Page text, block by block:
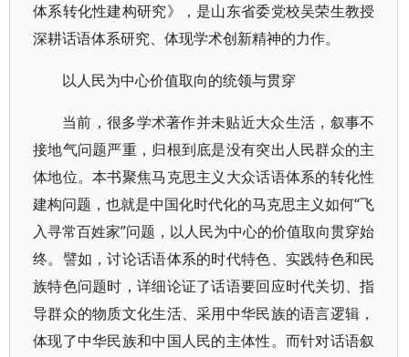
体系转化性建构研究》，是山东省委党校吴荣生教授
深耕话语体系研究、体现学术创新精神的力作。
以人民为中心价值取向的统领与贯穿
当前，很多学术著作并未贴近大众生活，叙事不
接地气问题严重，归根到底是没有突出人民群众的主
体地位。本书聚焦马克思主义大众话语体系的转化性
建构问题，也就是中国化时代化的马克思主义如何“飞
入寻常百姓家”问题，以人民为中心的价值取向贯穿始
终。譬如，讨论话语体系的时代特色、实践特色和民
族特色问题时，详细论证了话语要回应时代关切、指
导群众的物质文化生活、采用中华民族的语言逻辑，
体现了中华民族和中国人民的主体性。而针对话语叙